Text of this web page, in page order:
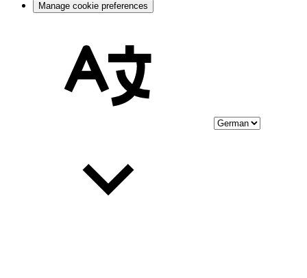
Manage cookie preferences